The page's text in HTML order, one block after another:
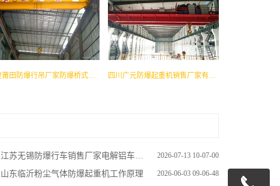
福建莆田防爆行吊厂家防爆桥式起重机选购指南 四川广元防爆起重机销售厂家有着良好的技术
江苏无锡防爆行车销售厂家电解铝车间防爆起重机工作原理 2026-07-13 10-07-00
山东临沂粉尘气体防爆起重机工作原理 2026-06-03 09-06-48